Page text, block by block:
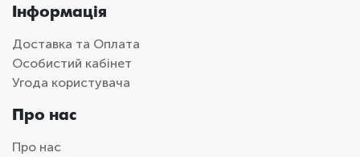
Інформація
Доставка та Оплата
Особистий кабінет
Угода користувача
Про нас
Про нас